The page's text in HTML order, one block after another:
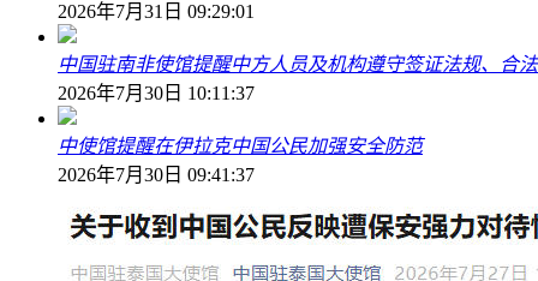
2026年7月31日 09:29:01
中国驻南非使馆提醒中方人员及机构遵守签证法规、合
2026年7月30日 10:11:37
中使馆提醒在伊拉克中国公民加强安全防范
2026年7月30日 09:41:37